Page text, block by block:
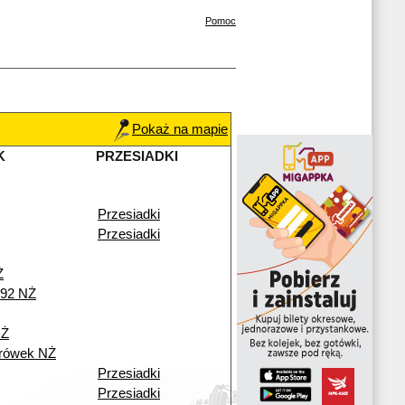
Pomoc
Pokaż na mapie
PRZESIADKI
Przesiadki
Przesiadki
NŻ
NŻ
Przesiadki
Przesiadki